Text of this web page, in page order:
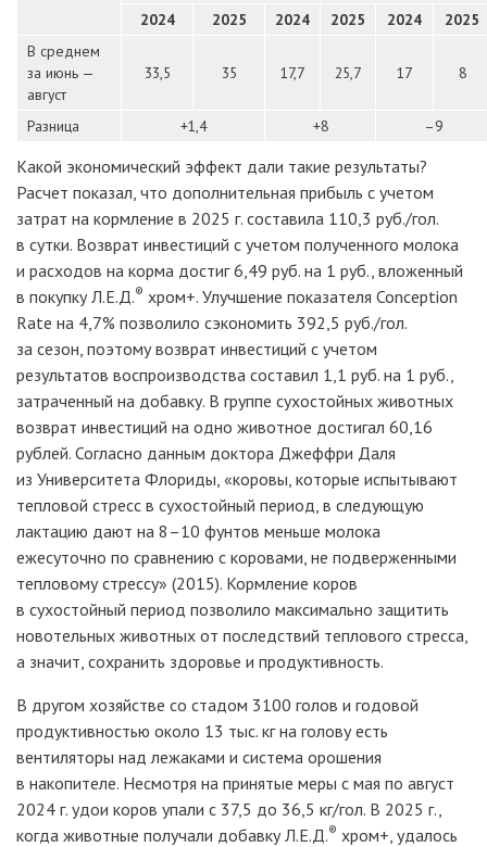
2024
2025 2024 2025 2024
2025
В среднем
за июнь —
август
33,5 35 17,7 25,7 17 8
Разница +1,4 +8 –9
Какой экономический эффект дали такие результаты?
Расчет показал, что дополнительная прибыль с учетом
затрат на кормление в 2025 г. составила 110,3 руб./гол.
в сутки. Возврат инвестиций с учетом полученного молока
и расходов на корма достиг 6,49 руб. на 1 руб., вложенный
в покупку Л.Е.Д.® хром+. Улучшение показателя Conception
Rate на 4,7% позволило сэкономить 392,5 руб./гол.
за сезон, поэтому возврат инвестиций с учетом
результатов воспроизводства составил 1,1 руб. на 1 руб.,
затраченный на добавку. В группе сухостойных животных
возврат инвестиций на одно животное достигал 60,16
рублей. Согласно данным доктора Джеффри Даля
из Университета Флориды, «коровы, которые испытывают
тепловой стресс в сухостойный период, в следующую
лактацию дают на 8–10 фунтов меньше молока
ежесуточно по сравнению с коровами, не подверженными
тепловому стрессу» (2015). Кормление коров
в сухостойный период позволило максимально защитить
новотельных животных от последствий теплового стресса,
а значит, сохранить здоровье и продуктивность.
В другом хозяйстве со стадом 3100 голов и годовой
продуктивностью около 13 тыс. кг на голову есть
вентиляторы над лежаками и система орошения
в накопителе. Несмотря на принятые меры с мая по август
2024 г. удои коров упали с 37,5 до 36,5 кг/гол. В 2025 г.,
когда животные получали добавку Л.Е.Д.® хром+, удалось